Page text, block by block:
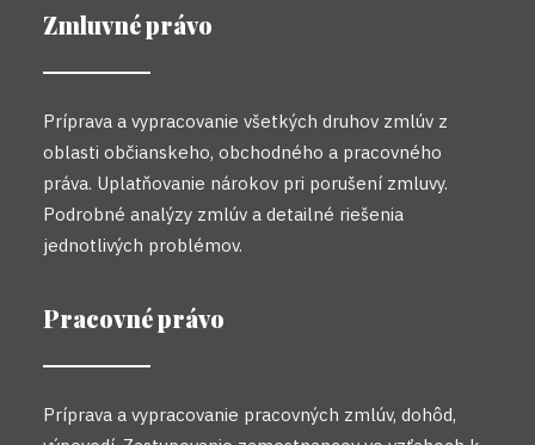
Zmluvné právo
Príprava a vypracovanie všetkých druhov zmlúv z
oblasti občianskeho, obchodného a pracovného
práva. Uplatňovanie nárokov pri porušení zmluvy.
Podrobné analýzy zmlúv a detailné riešenia
jednotlivých problémov.
Pracovné právo
Príprava a vypracovanie pracovných zmlúv, dohôd,